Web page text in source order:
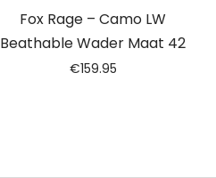
Fox Rage – Camo LW
Beathable Wader Maat 42
€159.95